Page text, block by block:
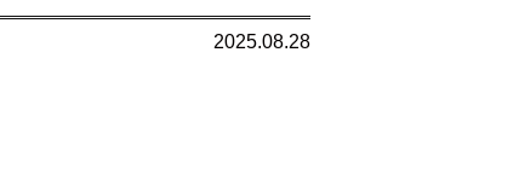
2025.08.28